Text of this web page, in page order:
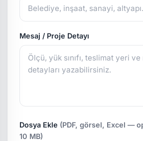
Mesaj / Proje Detayı
Dosya Ekle (PDF, görsel, Excel —
10 MB)